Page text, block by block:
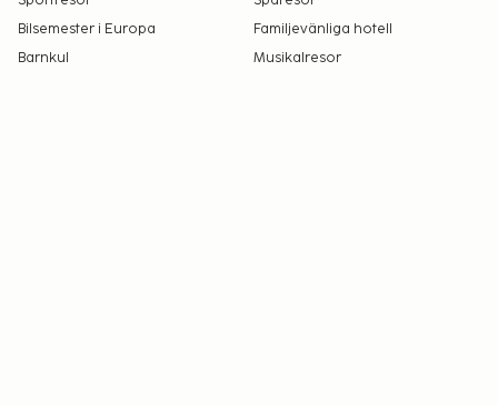
Bilsemester i Europa
Familjevänliga hotell
Barnkul
Musikalresor